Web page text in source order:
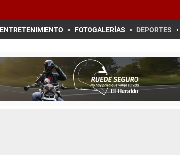
ENTRETENIMIENTO FOTOGALERÍAS DEPORTES